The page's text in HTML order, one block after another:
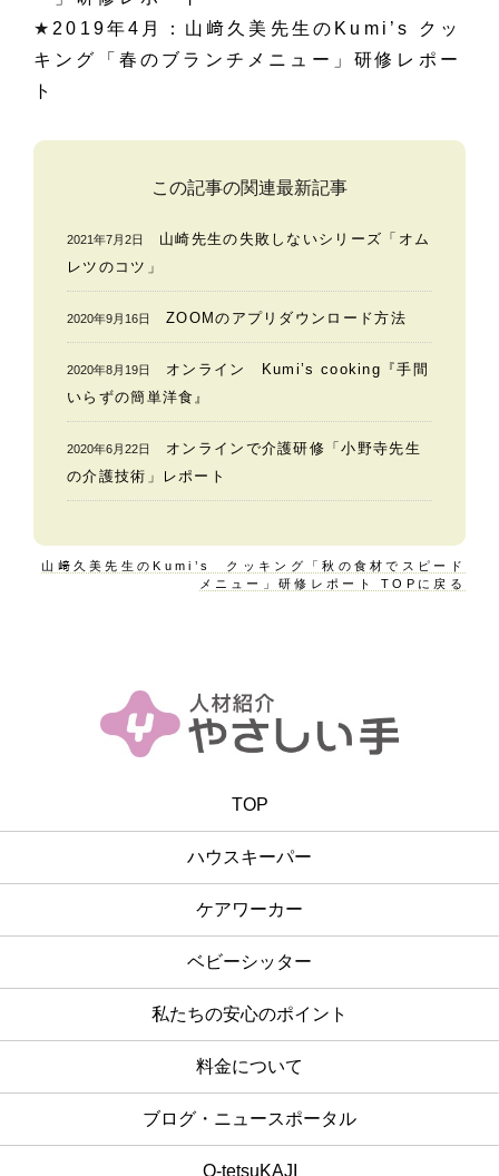
★ 2019年4月：山﨑久美先生のKumi’s クッ
キング「春のブランチメニュー」研修レポー
ト
この記事の関連最新記事
2021年7月2日
山崎先生の失敗しないシリーズ「オム
レツのコツ」
2020年9月16日 ZOOMのアプリダウンロード方法
2020年8月19日
オンライン Kumi’s cooking『手間
いらずの簡単洋食』
2020年6月22日
オンラインで介護研修「小野寺先生
の介護技術」レポート
山﨑久美先生のKumi’s クッキング「秋の食材でスピード
メニュー」研修レポート TOPに戻る
TOP
ハウスキーパー
ケアワーカー
ベビーシッター
私たちの安心のポイント
料金について
ブログ・ニュースポータル
O-tetsuKAJI